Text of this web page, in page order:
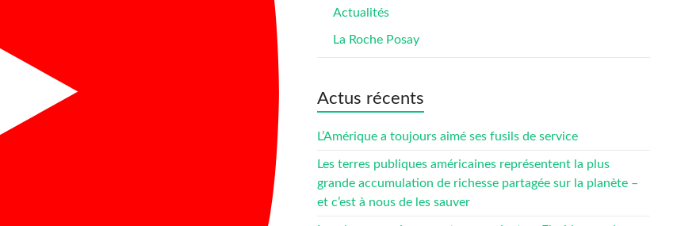
Actualités
La Roche Posay
Actus récents
L’Amérique a toujours aimé ses fusils de service
Les terres publiques américaines représentent la plus
grande accumulation de richesse partagée sur la planète –
et c’est à nous de les sauver